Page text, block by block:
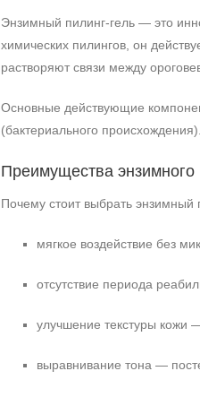
Энзимный пилинг‑гель — это
химических пилингов, он
растворяют связи между
Основные действующие
(бактериального
Преимущества энзимного
Почему стоит выбрать энзимный
мягкое воздействие без
отсутствие периода
улучшение текстуры кожи
выравнивание тона —